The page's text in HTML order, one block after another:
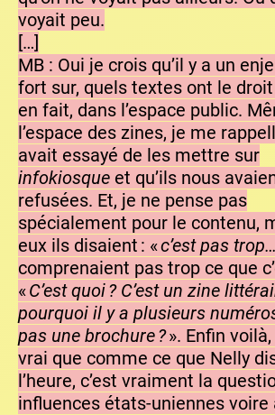
voyait peu.
[…]
MB : Oui je crois qu’il y a un
fort sur, quels textes ont le
en fait, dans l’espace public.
l’espace des zines, je me
avait essayé de les mettre sur
infokiosque et qu’ils nous
refusées. Et, je ne pense pas
spécialement pour le contenu,
eux ils disaient : «c’est pas trop…
comprenaient pas trop ce que
«C’est quoi ? C’est un zine
pourquoi il y a plusieurs numéros
pas une brochure ?». Enfin voilà,
vrai que comme ce que Nelly
l’heure, c’est vraiment la
influences états-uniennes voire